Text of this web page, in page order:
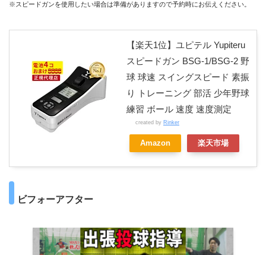
※スピードガンを使用したい場合は準備がありますので予約時にお伝えください。
【楽天1位】ユピテル Yupiteru
スピードガン BSG-1/BSG-2 野
球 球速 スイングスピード 素振
り トレーニング 部活 少年野球
練習 ボール 速度 速度測定
created by Rinker
Amazon 楽天市場
ビフォーアフター